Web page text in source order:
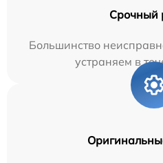
Срочный
Большинство
устраняем в